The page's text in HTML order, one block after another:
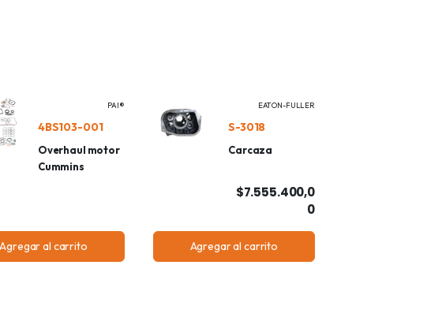
PAI®
4BS103-001
Overhaul motor
Cummins
Agregar al carrito
EATON-FULLER
S-3018
Carcaza
$7.555.400,0
0
Agregar al carrito